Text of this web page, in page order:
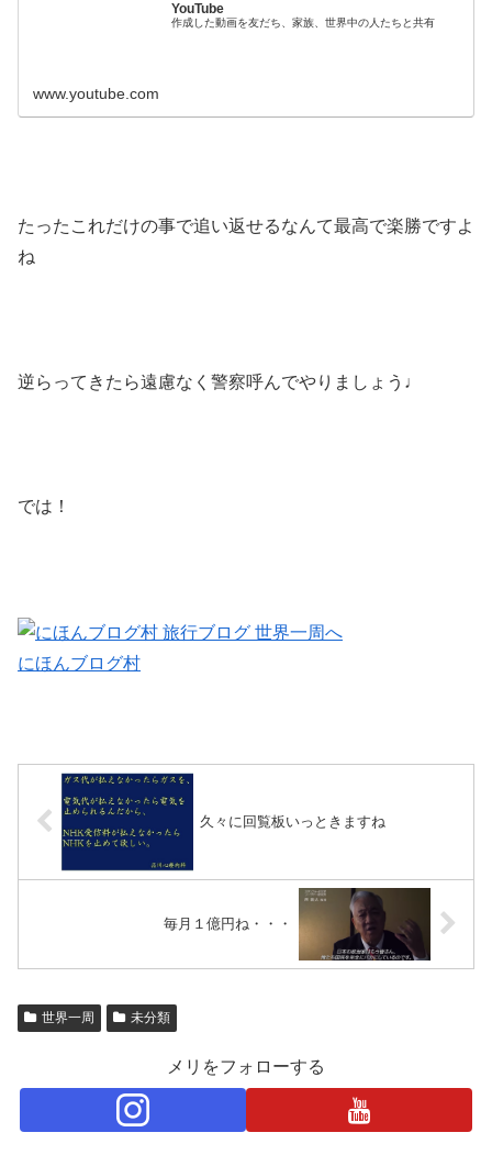
YouTube
作成した動画を友だち、家族、世界中の人たちと共有
www.youtube.com
たったこれだけの事で追い返せるなんて最高で楽勝ですよ
ね
逆らってきたら遠慮なく警察呼んでやりましょう♩
では！
にほんブログ村
久々に回覧板いっときますね
毎月１億円ね・・・
世界一周 未分類
メリをフォローする